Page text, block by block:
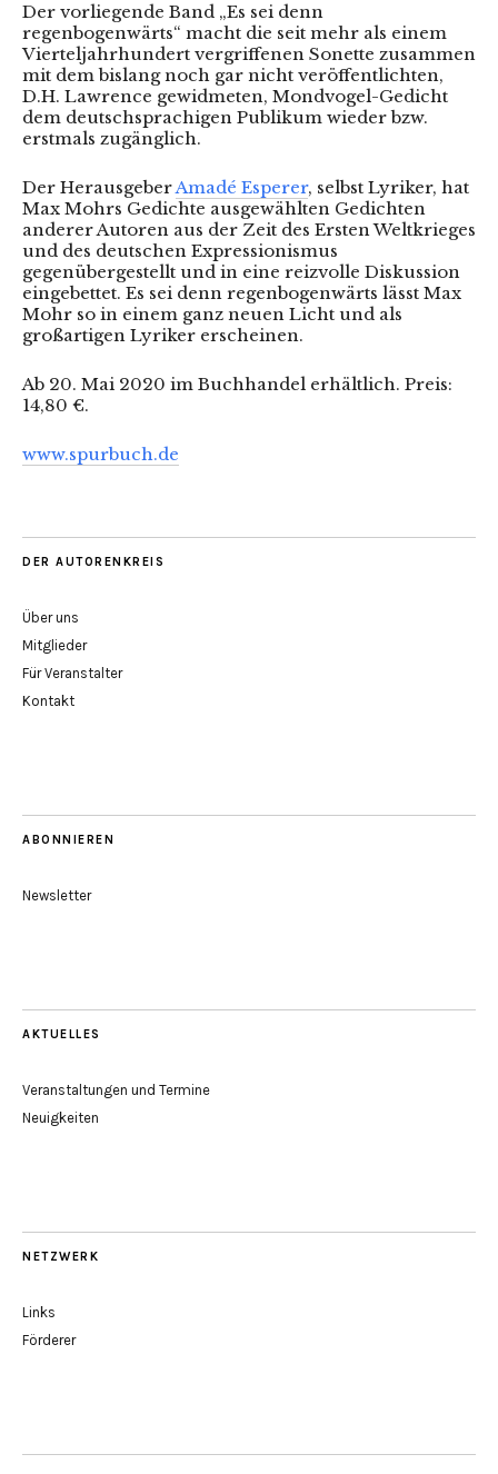
Der vorliegende Band „Es sei denn
regenbogenwärts“ macht die seit mehr als einem
Vierteljahrhundert vergriffenen Sonette zusammen
mit dem bislang noch gar nicht veröffentlichten,
D.H. Lawrence gewidmeten, Mondvogel-Gedicht
dem deutschsprachigen Publikum wieder bzw.
erstmals zugänglich.
Der HerausgeberAmadé Esperer, selbst Lyriker, hat
Max Mohrs Gedichte ausgewählten Gedichten
anderer Autoren aus der Zeit des Ersten Weltkrieges
und des deutschen Expressionismus
gegenübergestellt und in eine reizvolle Diskussion
eingebettet. Es sei denn regenbogenwärts lässt Max
Mohr so in einem ganz neuen Licht und als
großartigen Lyriker erscheinen.
Ab 20. Mai 2020 im Buchhandel erhältlich. Preis:
14,80 €.
www.spurbuch.de
DER AUTORENKREIS
Über uns
Mitglieder
Für Veranstalter
Kontakt
ABONNIEREN
Newsletter
AKTUELLES
Veranstaltungen und Termine
Neuigkeiten
NETZWERK
Links
Förderer